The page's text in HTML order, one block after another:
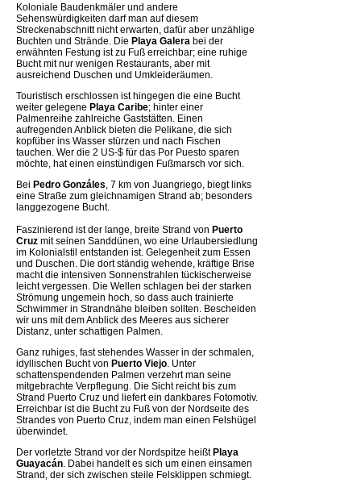
Koloniale Baudenkmäler und andere
Sehenswürdigkeiten darf man auf diesem
Streckenabschnitt nicht erwarten, dafür aber unzählige
Buchten und Strände. Die Playa Galera bei der
erwähnten Festung ist zu Fuß erreichbar; eine ruhige
Bucht mit nur wenigen Restaurants, aber mit
ausreichend Duschen und Umkleideräumen.
Touristisch erschlossen ist hingegen die eine Bucht
weiter gelegene Playa Caribe; hinter einer
Palmenreihe zahlreiche Gaststätten. Einen
aufregenden Anblick bieten die Pelikane, die sich
kopfüber ins Wasser stürzen und nach Fischen
tauchen. Wer die 2 US-$ für das Por Puesto sparen
möchte, hat einen einstündigen Fußmarsch vor sich.
Bei Pedro Gonzáles , 7 km von Juangriego, biegt links
eine Straße zum gleichnamigen Strand ab; besonders
langgezogene Bucht.
Faszinierend ist der lange, breite Strand von Puerto
Cruz mit seinen Sanddünen, wo eine Urlaubersiedlung
im Kolonialstil entstanden ist. Gelegenheit zum Essen
und Duschen. Die dort ständig wehende, kräftige Brise
macht die intensiven Sonnenstrahlen tückischerweise
leicht vergessen. Die Wellen schlagen bei der starken
Strömung ungemein hoch, so dass auch trainierte
Schwimmer in Strandnähe bleiben sollten. Bescheiden
wir uns mit dem Anblick des Meeres aus sicherer
Distanz, unter schattigen Palmen.
Ganz ruhiges, fast stehendes Wasser in der schmalen,
idyllischen Bucht von Puerto Viejo . Unter
schattenspendenden Palmen verzehrt man seine
mitgebrachte Verpflegung. Die Sicht reicht bis zum
Strand Puerto Cruz und liefert ein dankbares Fotomotiv.
Erreichbar ist die Bucht zu Fuß von der Nordseite des
Strandes von Puerto Cruz, indem man einen Felshügel
überwindet.
Der vorletzte Strand vor der Nordspitze heißtPlaya
Guayacán . Dabei handelt es sich um einen einsamen
Strand, der sich zwischen steile Felsklippen schmiegt.